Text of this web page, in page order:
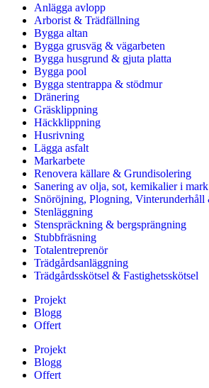
Anlägga avlopp
Arborist & Trädfällning
Bygga altan
Bygga grusväg & vägarbeten
Bygga husgrund & gjuta platta
Bygga pool
Bygga stentrappa & stödmur
Dränering
Gräsklippning
Häckklippning
Husrivning
Lägga asfalt
Markarbete
Renovera källare & Grundisolering
Sanering av olja, sot, kemikalier i
Snöröjning, Plogning,
Stenläggning
Stenspräckning & bergsprängning
Stubbfräsning
Totalentreprenör
Trädgårdsanläggning
Trädgårdsskötsel & Fastighetsskötsel
Projekt
Blogg
Offert
Projekt
Blogg
Offert